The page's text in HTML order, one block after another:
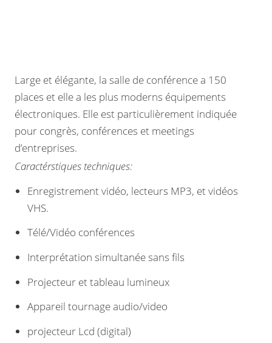
Large et élégante, la salle de conférence a 150
places et elle a les plus moderns équipements
électroniques. Elle est particulièrement indiquée
pour congrès, conférences et meetings
d’entreprises.
Caractérstiques techniques:
Enregistrement vidéo, lecteurs MP3, et vidéos
VHS.
Télé/Vidéo conférences
Interprétation simultanée sans fils
Projecteur et tableau lumineux
Appareil tournage audio/video
projecteur Lcd (digital)